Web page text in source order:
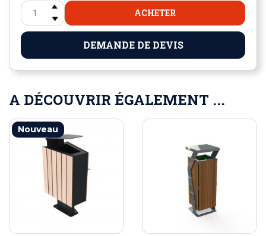
ACHETER
DEMANDE DE DEVIS
A DÉCOUVRIR ÉGALEMENT ...
Nouveau